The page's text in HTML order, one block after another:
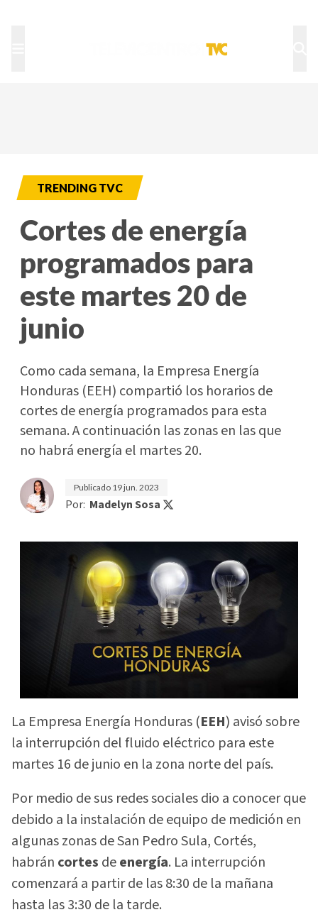
TRENDING TVC
Cortes de energía
programados para
este martes 20 de
junio
Como cada semana, la Empresa Energía
Honduras (EEH) compartió los horarios de
cortes de energía programados para esta
semana. A continuación las zonas en las que
no habrá energía el martes 20.
Publicado 19 jun. 2023
Por: Madelyn Sosa
La Empresa Energía Honduras (EEH) avisó sobre
la interrupción del fluido eléctrico para este
martes 16 de junio en la zona norte del país.
Por medio de sus redes sociales dio a conocer que
debido a la instalación de equipo de medición en
algunas zonas de San Pedro Sula, Cortés,
habrán cortes deenergía. La interrupción
comenzará a partir de las 8:30 de la mañana
hasta las 3:30 de la tarde.